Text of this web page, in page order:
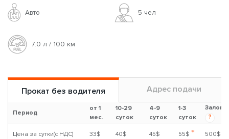
Авто 5 чел
7.0 л / 100 км
Прокат без водителя Адрес подачи
Период
от 1
мес.
10-29
суток
4-9
суток
1-3
суток
Залог
?
Цена за сутки(с НДС) 33$ 40$ 45$ 55$ * 500$